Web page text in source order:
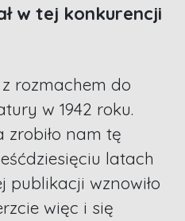
w tej konkurencji
z rozmachem do
w 1942 roku.
nam tę
latach
publikacji wznowiło
więc i się